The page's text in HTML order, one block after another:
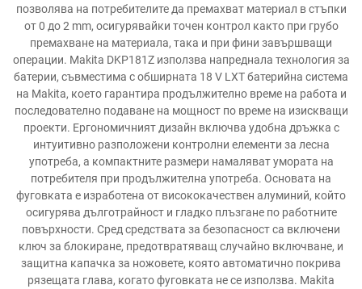
позволява на потребителите да премахват материал в стъпки
от 0 до 2 mm, осигурявайки точен контрол както при грубо
премахване на материала, така и при фини завършващи
операции. Makita DKP181Z използва напреднала технология за
батерии, съвместима с обширната 18 V LXT батерийна система
на Makita, което гарантира продължително време на работа и
последователно подаване на мощност по време на изискващи
проекти. Ергономичният дизайн включва удобна дръжка с
интуитивно разположени контролни елементи за лесна
употреба, а компактните размери намаляват умората на
потребителя при продължителна употреба. Основата на
фуговката е изработена от висококачествен алуминий, който
осигурява дълготрайност и гладко плъзгане по работните
повърхности. Сред средствата за безопасност са включени
ключ за блокиране, предотвратяващ случайно включване, и
защитна капачка за ножовете, която автоматично покрива
рязещата глава, когато фуговката не се използва. Makita